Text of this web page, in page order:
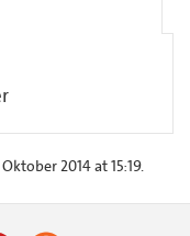
2014 at 15:19.